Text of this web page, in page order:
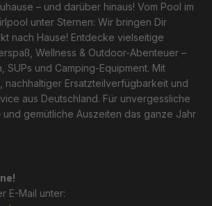
– und darüber hinaus! Vom Pool im
unter Sternen: Wir bringen Dir
nach Hause! Entdecke vielseitige
Wellness & Outdoor-Abenteuer –
SUPs und Camping-Equipment. Mit
nachhaltiger Ersatzteilverfügbarkeit und
aus Deutschland. Für unvergessliche
und gemütliche Auszeiten das ganze Jahr
E-Mail unter: